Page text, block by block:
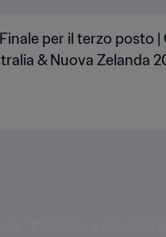
per il terzo posto
& Nuova Zelanda